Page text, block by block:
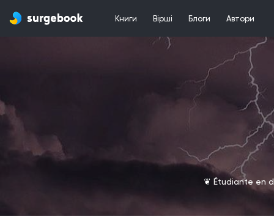
Книги Вірші Блоги Автори
❦ Étudiante en